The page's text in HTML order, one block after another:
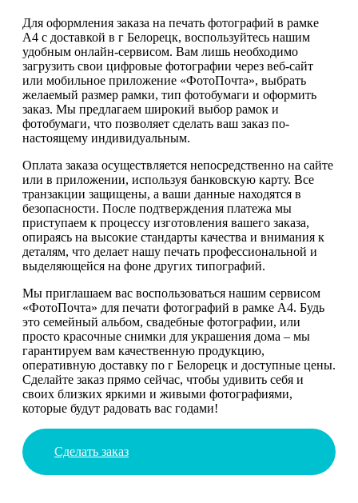
Для оформления заказа на печать фотографий в рамке
А4 с доставкой в г Белорецк, воспользуйтесь нашим
удобным онлайн-сервисом. Вам лишь необходимо
загрузить свои цифровые фотографии через веб-сайт
или мобильное приложение «ФотоПочта», выбрать
желаемый размер рамки, тип фотобумаги и оформить
заказ. Мы предлагаем широкий выбор рамок и
фотобумаги, что позволяет сделать ваш заказ по-
настоящему индивидуальным.
Оплата заказа осуществляется непосредственно на сайте
или в приложении, используя банковскую карту. Все
транзакции защищены, а ваши данные находятся в
безопасности. После подтверждения платежа мы
приступаем к процессу изготовления вашего заказа,
опираясь на высокие стандарты качества и внимания к
деталям, что делает нашу печать профессиональной и
выделяющейся на фоне других типографий.
Мы приглашаем вас воспользоваться нашим сервисом
«ФотоПочта» для печати фотографий в рамке А4. Будь
это семейный альбом, свадебные фотографии, или
просто красочные снимки для украшения дома – мы
гарантируем вам качественную продукцию,
оперативную доставку по г Белорецк и доступные цены.
Сделайте заказ прямо сейчас, чтобы удивить себя и
своих близких яркими и живыми фотографиями,
которые будут радовать вас годами!
Сделать заказ